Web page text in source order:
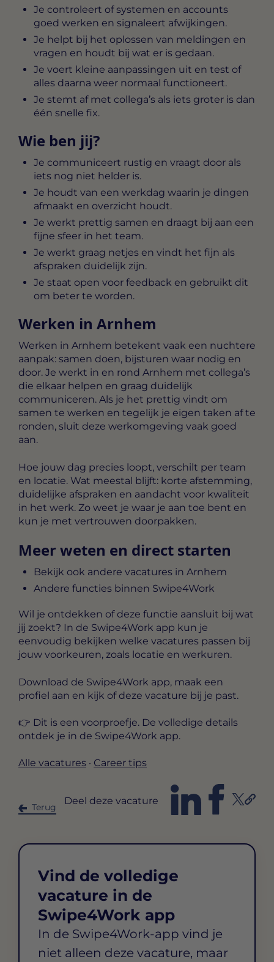
Je controleert of systemen en accounts
goed werken en signaleert afwijkingen.
Je helpt bij het oplossen van meldingen en
vragen en houdt bij wat er is gedaan.
Je voert kleine aanpassingen uit en test of
alles daarna weer normaal functioneert.
Je stemt af met collega’s als iets groter is dan
één snelle fix.
Wie ben jij?
Je communiceert rustig en vraagt door als
iets nog niet helder is.
Je houdt van een werkdag waarin je dingen
afmaakt en overzicht houdt.
Je werkt prettig samen en draagt bij aan een
fijne sfeer in het team.
Je werkt graag netjes en vindt het fijn als
afspraken duidelijk zijn.
Je staat open voor feedback en gebruikt dit
om beter te worden.
Werken in Arnhem
Werken in Arnhem betekent vaak een nuchtere
aanpak: samen doen, bijsturen waar nodig en
door. Je werkt in en rond Arnhem met collega’s
die elkaar helpen en graag duidelijk
communiceren. Als je het prettig vindt om
samen te werken en tegelijk je eigen taken af te
ronden, sluit deze werkomgeving vaak goed
aan.
Hoe jouw dag precies loopt, verschilt per team
en locatie. Wat meestal blijft: korte afstemming,
duidelijke afspraken en aandacht voor kwaliteit
in het werk. Zo weet je waar je aan toe bent en
kun je met vertrouwen doorpakken.
Meer weten en direct starten
Bekijk ook andere vacatures in Arnhem
Andere functies binnen Swipe4Work
Wil je ontdekken of deze functie aansluit bij wat
jij zoekt? In de Swipe4Work app kun je
eenvoudig bekijken welke vacatures passen bij
jouw voorkeuren, zoals locatie en werkuren.
Download de Swipe4Work app, maak een
profiel aan en kijk of deze vacature bij je past.
👉 Dit is een voorproefje. De volledige details
ontdek je in de Swipe4Work app.
Alle vacatures · Career tips
Terug
Deel deze vacature
Vind de volledige
vacature in de
Swipe4Work app
In de Swipe4Work-app vind je
niet alleen deze vacature, maar